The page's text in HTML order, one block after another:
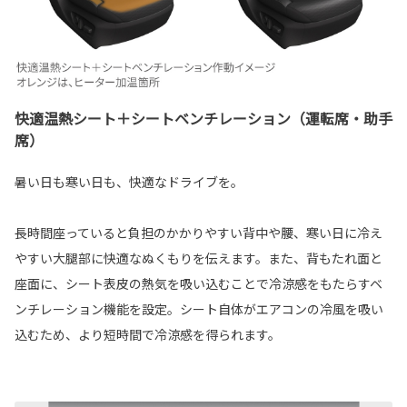
快適温熱シート＋シートベンチレーション（運転席・助手
席）
暑い日も寒い日も、快適なドライブを。
長時間座っていると負担のかかりやすい背中や腰、寒い日に冷え
やすい大腿部に快適なぬくもりを伝えます。また、背もたれ面と
座面に、シート表皮の熱気を吸い込むことで冷涼感をもたらすベ
ンチレーション機能を設定。シート自体がエアコンの冷風を吸い
込むため、より短時間で冷涼感を得られます。